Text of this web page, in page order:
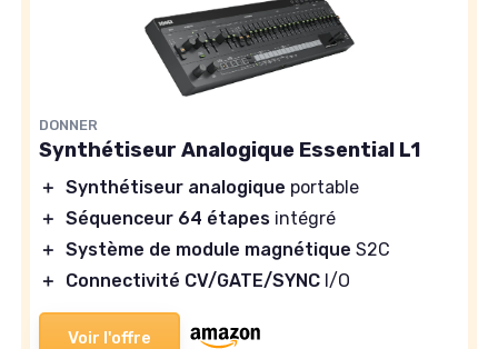
DONNER
Synthétiseur Analogique Essential L1
＋ Synthétiseur analogique portable
＋ Séquenceur 64 étapes intégré
＋ Système de module magnétique S2C
＋
Connectivité CV/GATE/SYNC I/O
Voir l'offre